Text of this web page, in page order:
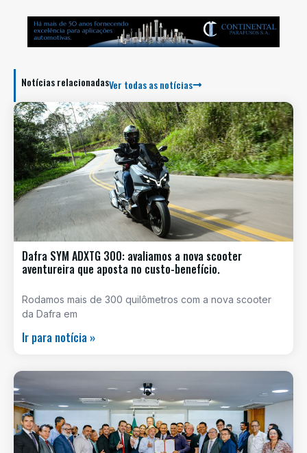
Notícias relacionadasVer todas as notícias
Dafra SYM ADXTG 300: avaliamos a nova scooter
aventureira que aposta no custo-benefício.
Rodamos mais de 300 quilômetros com a nova scooter
da Dafra em
Ir para notícia »